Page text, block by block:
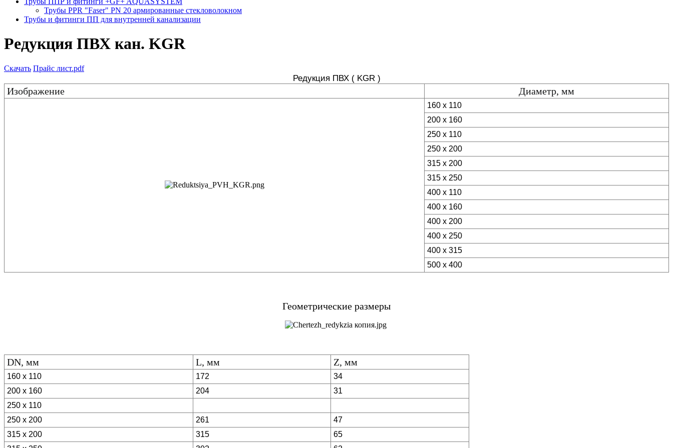
Трубы PPR "Faser" PN 20 армированные стекловолокном
Трубы и фитинги ПП для внутренней канализации
Редукция ПВХ кан. KGR
Скачать Прайс лист.pdf
Редукция ПВХ ( KGR )
Изображение Диаметр, мм
160 x 110
200 x 160
250 x 110
250 x 200
315 x 200
315 x 250
400 x 110
400 x 160
400 x 200
400 x 250
400 x 315
500 x 400
Геометрические размеры
DN, мм L, мм Z, мм
160 x 110 172
34
200 x 160
204
31
250 x 110
250 x 200
261
47
315 x 200
315
65